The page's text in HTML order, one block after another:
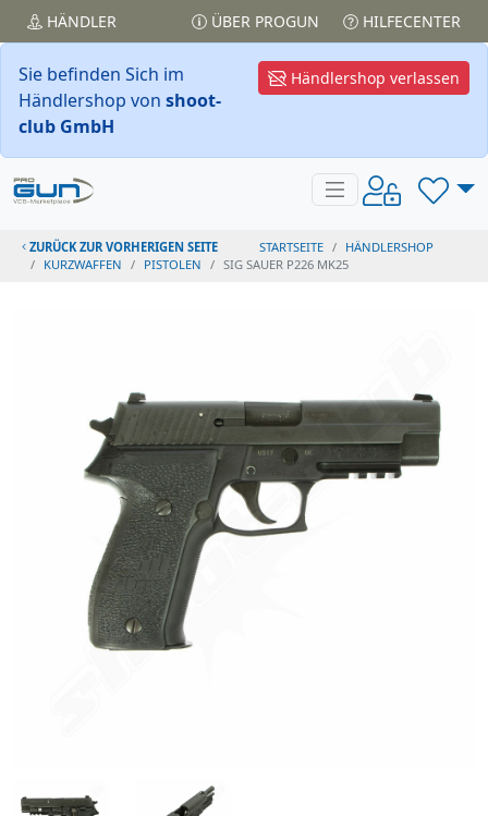
HÄNDLER ÜBER PROGUN HILFECENTER
Händlershop verlassen
Sie befinden Sich im
Händlershop von shoot-
club GmbH
ZURÜCK ZUR VORHERIGEN SEITE STARTSEITE
HÄNDLERSHOP
KURZWAFFEN
PISTOLEN SIG SAUER P226 MK25